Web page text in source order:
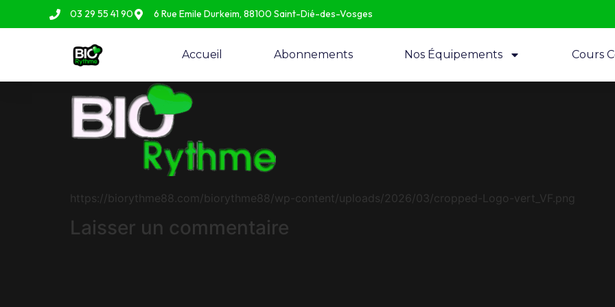
03 29 55 41 90 6 Rue Emile Durkeim, 88100 Saint-Dié-des-Vosges
Accueil Abonnements Nos Équipements Cours
https://biorythme88.com/biorythme88/wp-content/uploads/2026/03/cropped-Logo-vert_VF.png
Laisser un commentaire